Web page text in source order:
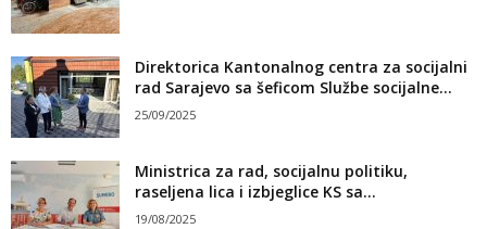
Direktorica Kantonalnog centra za socijalni
rad Sarajevo sa šeficom Službe socijalne...
25/09/2025
Ministrica za rad, socijalnu politiku,
raseljena lica i izbjeglice KS sa...
19/08/2025